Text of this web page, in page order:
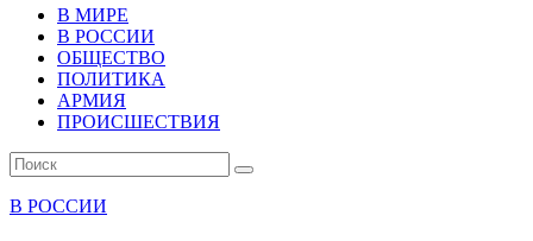
В МИРЕ
В РОССИИ
ОБЩЕСТВО
ПОЛИТИКА
АРМИЯ
ПРОИСШЕСТВИЯ
В РОССИИ